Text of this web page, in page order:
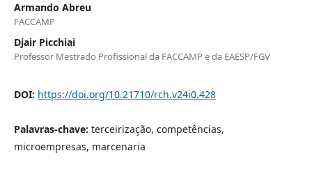
Armando Abreu
FACCAMP
Djair Picchiai
Professor Mestrado Profissional da FACCAMP e da EAESP/FGV
DOI: https://doi.org/10.21710/rch.v24i0.428
Palavras-chave: terceirização, competências,
microempresas, marcenaria